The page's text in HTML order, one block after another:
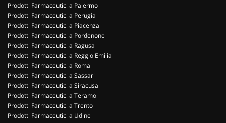
Prodotti Farmaceutici a Palermo
Prodotti Farmaceutici a Perugia
Prodotti Farmaceutici a Piacenza
Prodotti Farmaceutici a Pordenone
Prodotti Farmaceutici a Ragusa
Prodotti Farmaceutici a Reggio Emilia
Prodotti Farmaceutici a Roma
Prodotti Farmaceutici a Sassari
Prodotti Farmaceutici a Siracusa
Prodotti Farmaceutici a Teramo
Prodotti Farmaceutici a Trento
Prodotti Farmaceutici a Udine